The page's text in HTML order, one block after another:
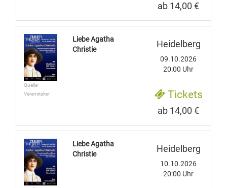
ab 14,00 €
Quelle:
Veranstalter
Liebe Agatha
Christie
Heidelberg
09.10.2026
20:00 Uhr
Tickets
ab 14,00 €
Liebe Agatha
Christie
Heidelberg
10.10.2026
20:00 Uhr